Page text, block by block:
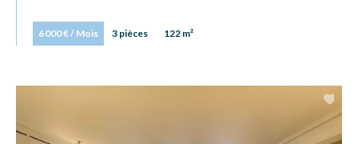
6 000 € / Mois 3 pièces 122 m²